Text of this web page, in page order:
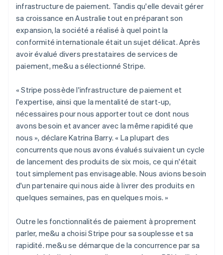
infrastructure de paiement. Tandis qu'elle devait gérer
sa croissance en Australie tout en préparant son
expansion, la société a réalisé à quel point la
conformité internationale était un sujet délicat. Après
avoir évalué divers prestataires de services de
paiement, me&u a sélectionné Stripe.
« Stripe possède l'infrastructure de paiement et
l'expertise, ainsi que la mentalité de start-up,
nécessaires pour nous apporter tout ce dont nous
avons besoin et avancer avec la même rapidité que
nous », déclare Katrina Barry. « La plupart des
concurrents que nous avons évalués suivaient un cycle
de lancement des produits de six mois, ce qui n'était
tout simplement pas envisageable. Nous avions besoin
d'un partenaire qui nous aide à livrer des produits en
quelques semaines, pas en quelques mois. »
Outre les fonctionnalités de paiement à proprement
parler, me&u a choisi Stripe pour sa souplesse et sa
rapidité. me&u se démarque de la concurrence par sa